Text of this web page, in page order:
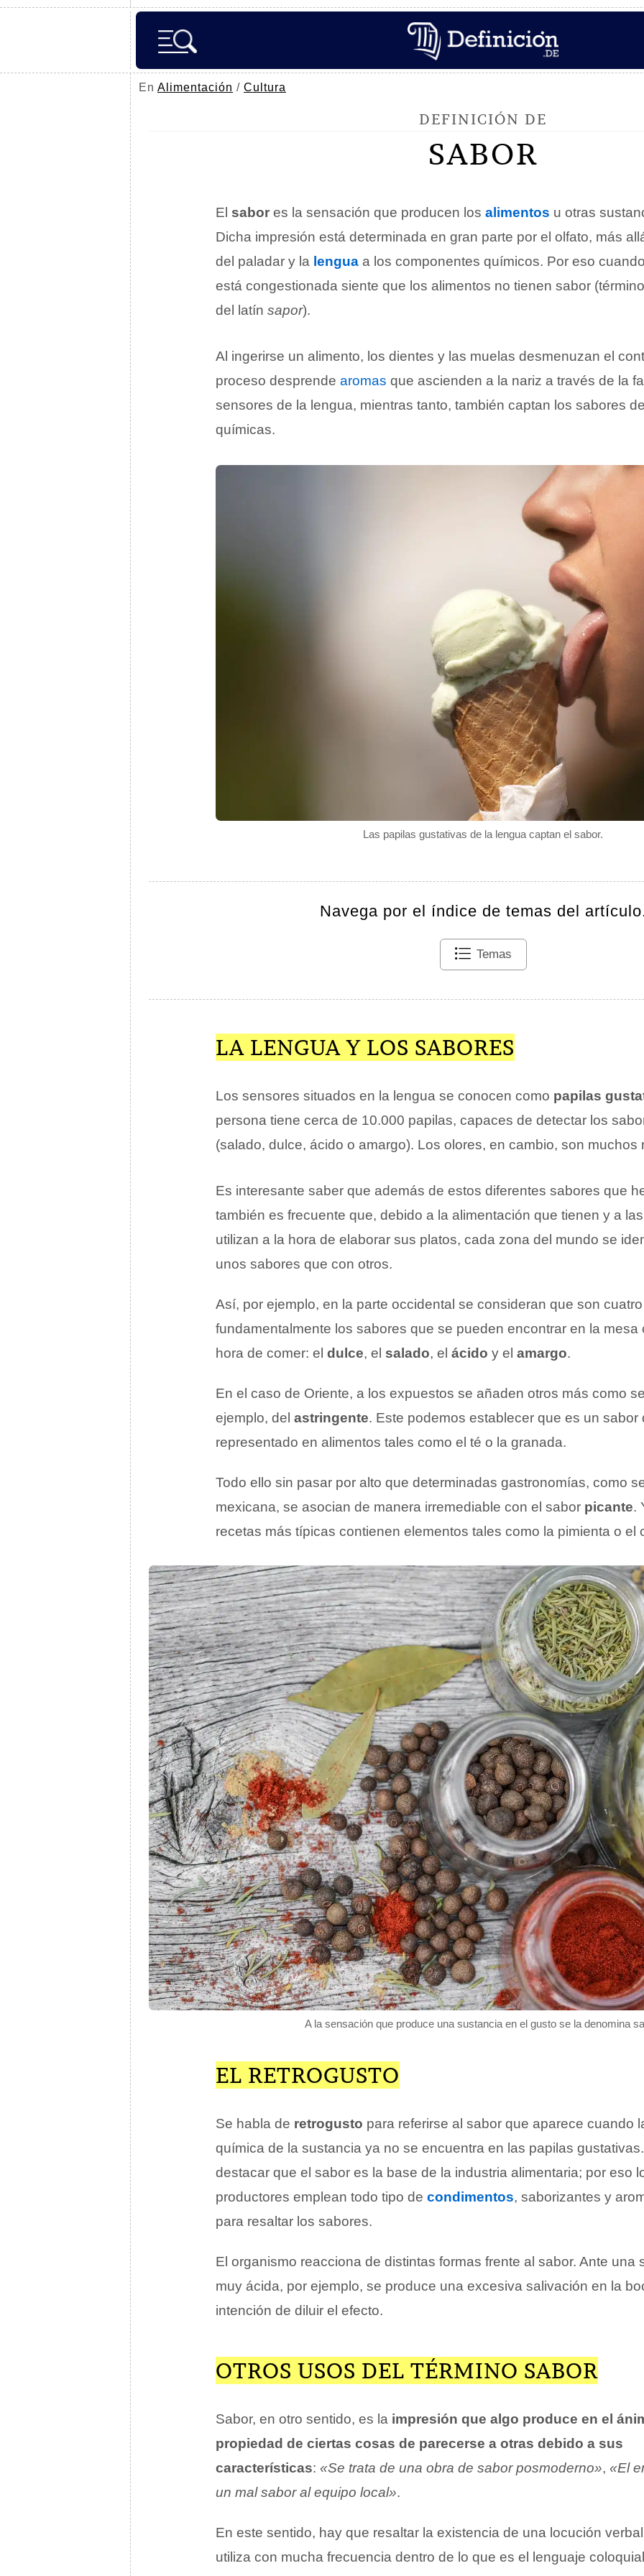
En Alimentación / Cultura
DEFINICIÓN DE
SABOR
Las papilas gustativas de la lengua captan el sabor.
El sabor es la sensación que producen los alimentos u otras
Dicha impresión está determinada en gran parte por el olfato, más
del paladar y la lengua a los componentes químicos. Por eso
está congestionada siente que los alimentos no tienen sabor
del latín sapor).
Al ingerirse un alimento, los dientes y las muelas desmenuzan el
proceso desprende aromas que ascienden a la nariz a través de la
sensores de la lengua, mientras tanto, también captan los sabores
químicas.
Navega por el índice de temas del
Temas
LA LENGUA Y LOS SABORES
Los sensores situados en la lengua se conocen como papilas
persona tiene cerca de 10.000 papilas, capaces de detectar los
(salado, dulce, ácido o amargo). Los olores, en cambio, son muchos
Es interesante saber que además de estos diferentes sabores que
también es frecuente que, debido a la alimentación que tienen y a
utilizan a la hora de elaborar sus platos, cada zona del mundo se
unos sabores que con otros.
Así, por ejemplo, en la parte occidental se consideran que son cuatro
fundamentalmente los sabores que se pueden encontrar en la mesa
hora de comer: el dulce, el salado, el ácido y el amargo.
En el caso de Oriente, a los expuestos se añaden otros más como
ejemplo, del astringente. Este podemos establecer que es un sabor
representado en alimentos tales como el té o la granada.
Todo ello sin pasar por alto que determinadas gastronomías, como
mexicana, se asocian de manera irremediable con el sabor picante.
recetas más típicas contienen elementos tales como la pimienta o el
A la sensación que produce una sustancia en el gusto se la denomina
EL RETROGUSTO
Se habla de retrogusto para referirse al sabor que aparece cuando
química de la sustancia ya no se encuentra en las papilas
destacar que el sabor es la base de la industria alimentaria; por eso
productores emplean todo tipo de condimentos, saborizantes y
para resaltar los sabores.
El organismo reacciona de distintas formas frente al sabor. Ante una
muy ácida, por ejemplo, se produce una excesiva salivación en la
intención de diluir el efecto.
OTROS USOS DEL TÉRMINO SABOR
Sabor, en otro sentido, es la impresión que algo produce en el
propiedad de ciertas cosas de parecerse a otras debido a sus
características: «Se trata de una obra de sabor posmoderno», «El
un mal sabor al equipo local».
En este sentido, hay que resaltar la existencia de una locución
utiliza con mucha frecuencia dentro de lo que es el lenguaje